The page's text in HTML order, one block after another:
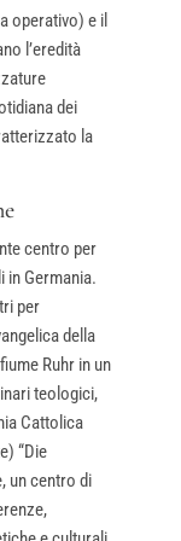
operativo) e il
l’eredità
dei
la
centro per
Germania.
per
della
Ruhr in un
teologici,
Cattolica
“Die
un centro di